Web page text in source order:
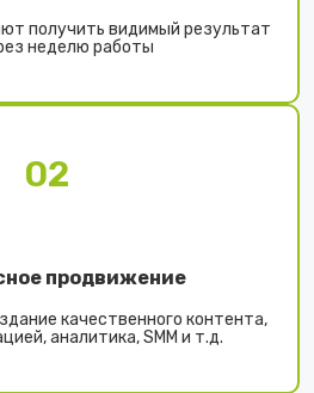
получить видимый результат
неделю работы
02
продвижение
качественного контента,
аналитика, SMM и т.д.